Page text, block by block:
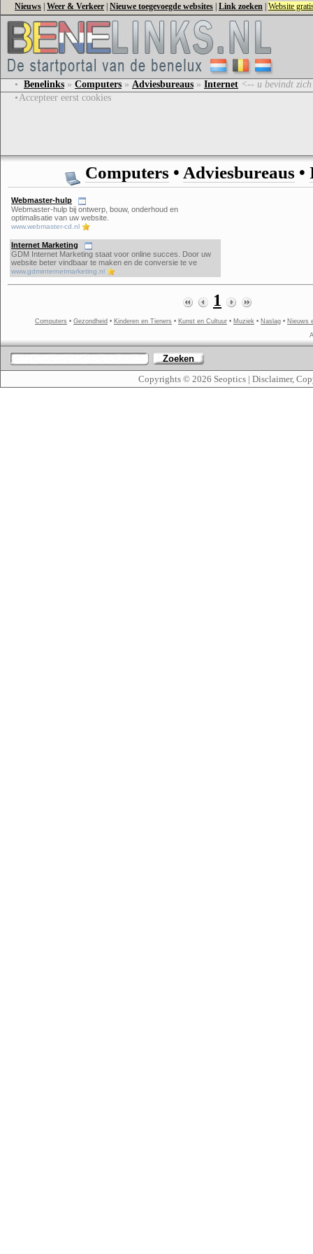
Nieuws Weer & Verkeer Nieuwe toegevoegde websites Link zoeken Website
• Benelinks » Computers » Adviesbureaus » Internet <-- u bevindt
•Accepteer eerst cookies
Computers • Adviesbureaus •
Webmaster-hulp
Webmaster-hulp bij ontwerp, bouw, onderhoud en
optimalisatie van uw website.
www.webmaster-cd.nl
Internet Marketing
GDM Internet Marketing staat voor online succes. Door uw
website beter vindbaar te maken en de conversie te ve
www.gdminternetmarketing.nl
1
Computers • Gezondheid • Kinderen en Tieners • Kunst en Cultuur • Muziek • Naslag • Nieuws
Zoeken
Copyrights © 2026 Seoptics | Disclaimer,